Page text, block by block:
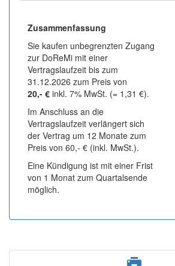
Zusammenfassung
Sie kaufen unbegrenzten Zugang
zur DoReMi mit einer
Vertragslaufzeit bis zum
31.12.2026 zum Preis von
20,- € inkl. 7% MwSt. (= 1,31 €).
Im Anschluss an die
Vertragslaufzeit verlängert sich
der Vertrag um 12 Monate zum
Preis von 60,- € (inkl. MwSt.).
Eine Kündigung ist mit einer Frist
von 1 Monat zum Quartalsende
möglich.